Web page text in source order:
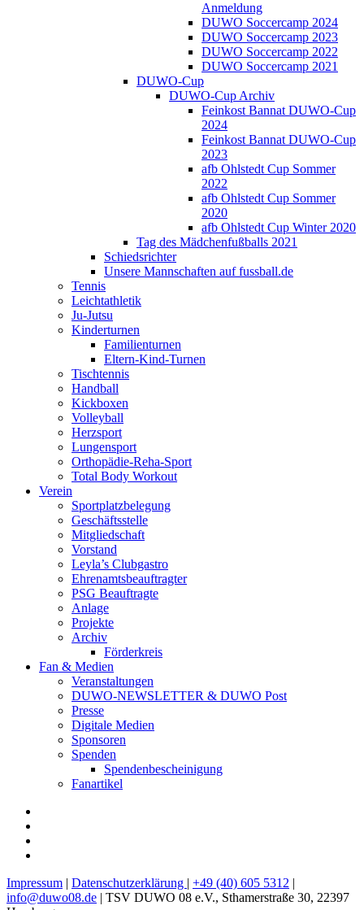
Anmeldung
DUWO Soccercamp 2024
DUWO Soccercamp 2023
DUWO Soccercamp 2022
DUWO Soccercamp 2021
DUWO-Cup
DUWO-Cup Archiv
Feinkost Bannat DUWO-Cup
2024
Feinkost Bannat DUWO-Cup
2023
afb Ohlstedt Cup Sommer
2022
afb Ohlstedt Cup Sommer
2020
afb Ohlstedt Cup Winter 2020
Tag des Mädchenfußballs 2021
Schiedsrichter
Unsere Mannschaften auf fussball.de
Tennis
Leichtathletik
Ju-Jutsu
Kinderturnen
Familienturnen
Eltern-Kind-Turnen
Tischtennis
Handball
Kickboxen
Volleyball
Herzsport
Lungensport
Orthopädie-Reha-Sport
Total Body Workout
Verein
Sportplatzbelegung
Geschäftsstelle
Mitgliedschaft
Vorstand
Leyla’s Clubgastro
Ehrenamtsbeauftragter
PSG Beauftragte
Anlage
Projekte
Archiv
Förderkreis
Fan & Medien
Veranstaltungen
DUWO-NEWSLETTER & DUWO Post
Presse
Digitale Medien
Sponsoren
Spenden
Spendenbescheinigung
Fanartikel
Impressum | Datenschutzerklärung | +49 (40) 605 5312 |
info@duwo08.de | TSV DUWO 08 e.V., Sthamerstraße 30, 22397